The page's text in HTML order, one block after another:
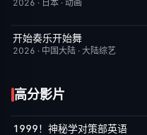
2026 · 日本 · 动画
更新至第3期
开始奏乐开始舞
2026 · 中国大陆 · 大陆综艺
高分影片
更新至第3集 10.0
1999！神秘学对策部英语